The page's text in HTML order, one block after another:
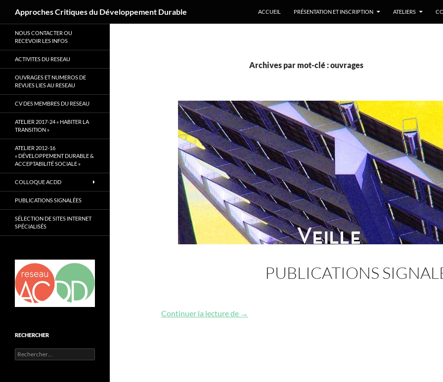
Aller
contenu
Approches Critiques du Développement Durable ACCUEIL PRÉSENTATION ET INSCRIPTION ATELIERS
Archives par mot-clé : ouvrages
PUBLICATIONS
Continuer la lecture de Publications signalées
→
NOUS CONTACTER OU
RECEVOIR LES INFOS
ACTIVITES DU RESEAU
OUVRAGES ET NUMEROS DE
REVUES LIES AU RESEAU
CV DES MEMBRES DU RESEAU
ATELIER 2017-24 « HABITER LA
TRANSITION »
ATELIER 2012-16
« DÉVELOPPEMENT DURABLE &
ACCEPTABILITÉ SOCIALE »
COLLOQUE ACDD
PUBLICATIONS SIGNALÉES
SÉLECTION DE SITES INTERNET
SPÉCIALISÉS
RECHERCHER
Rechercher :